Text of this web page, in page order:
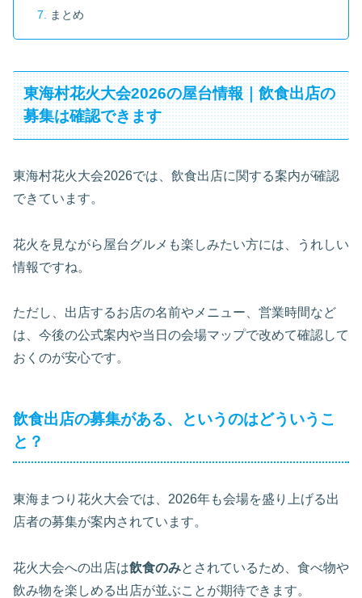
まとめ
東海村花火大会2026の屋台情報｜飲食出店の
募集は確認できます
東海村花火大会2026では、飲食出店に関する案内が確認
できています。
花火を見ながら屋台グルメも楽しみたい方には、うれしい
情報ですね。
ただし、出店するお店の名前やメニュー、営業時間など
は、今後の公式案内や当日の会場マップで改めて確認して
おくのが安心です。
飲食出店の募集がある、というのはどういうこ
と？
東海まつり花火大会では、2026年も会場を盛り上げる出
店者の募集が案内されています。
花火大会への出店は飲食のみとされているため、食べ物や
飲み物を楽しめる出店が並ぶことが期待できます。